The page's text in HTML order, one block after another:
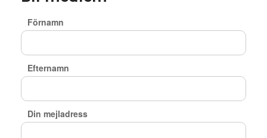
Förnamn
Efternamn
Din mejladress